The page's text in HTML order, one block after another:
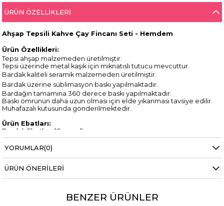
ÜRÜN ÖZELLIKLERI
Ahşap Tepsili Kahve Çay Fincanı Seti - Hemdem
Ürün Özellikleri:
Tepsi ahşap malzemeden üretilmiştir.
Tepsi üzerinde metal kaşık için mıknatıslı tutucu mevcuttur.
Bardak kaliteli seramik malzemeden üretilmiştir.
Bardak üzerine süblimasyon baskı yapılmaktadır.
Bardağın tamamına 360 derece baskı yapılmaktadır.
Baskı ömrünün daha uzun olması için elde yıkanması tavsiye edilir.
Muhafazalı kutusunda gönderilmektedir.
Ürün Ebatları:
Bardak Ebatları: 10 cm x 5 cm
Tepsi Ebatları: 12 cm x 9 cm
Paket İçeriği:
1 adet ahşap tepsi
YORUMLAR(0)
ÜRÜN ÖNERILERI
BENZER ÜRÜNLER